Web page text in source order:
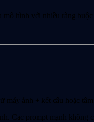
hình với nhiều ràng
ảnh + kết cấu hoặc tâm
Các prompt mạnh